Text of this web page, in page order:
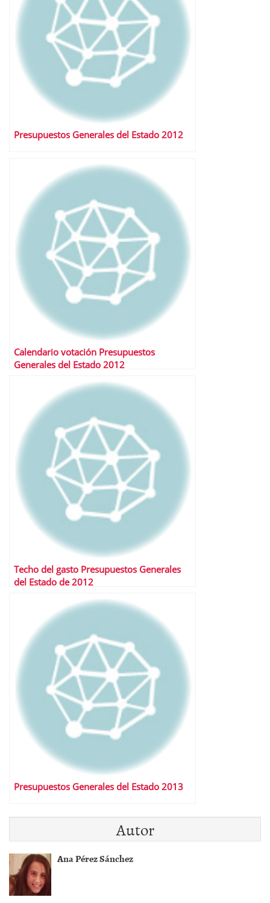
Presupuestos Generales del Estado 2012
Calendario votación Presupuestos
Generales del Estado 2012
Techo del gasto Presupuestos Generales
del Estado de 2012
Presupuestos Generales del Estado 2013
Autor
Ana Pérez Sánchez